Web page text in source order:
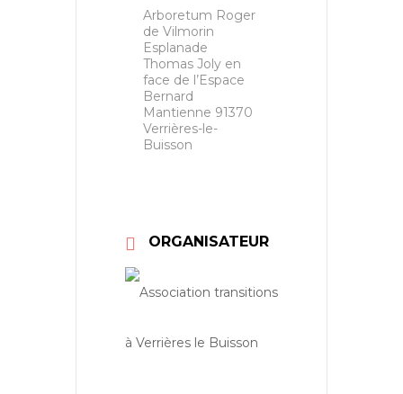
Arboretum Roger
de Vilmorin
Esplanade
Thomas Joly en
face de l’Espace
Bernard
Mantienne 91370
Verrières-le-
Buisson
ORGANISATEUR